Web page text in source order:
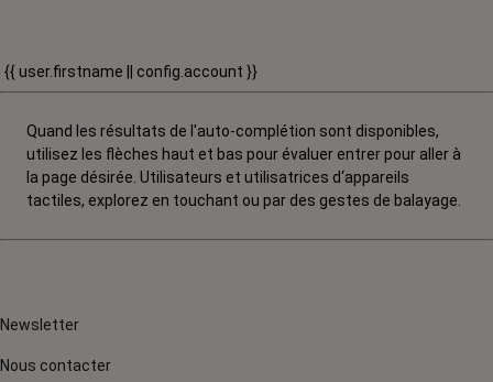
{{ user.firstname || config.account }}
Quand les résultats de l'auto-complétion sont disponibles,
utilisez les flèches haut et bas pour évaluer entrer pour aller à
la page désirée. Utilisateurs et utilisatrices d‘appareils
tactiles, explorez en touchant ou par des gestes de balayage.
Newsletter
Nous contacter